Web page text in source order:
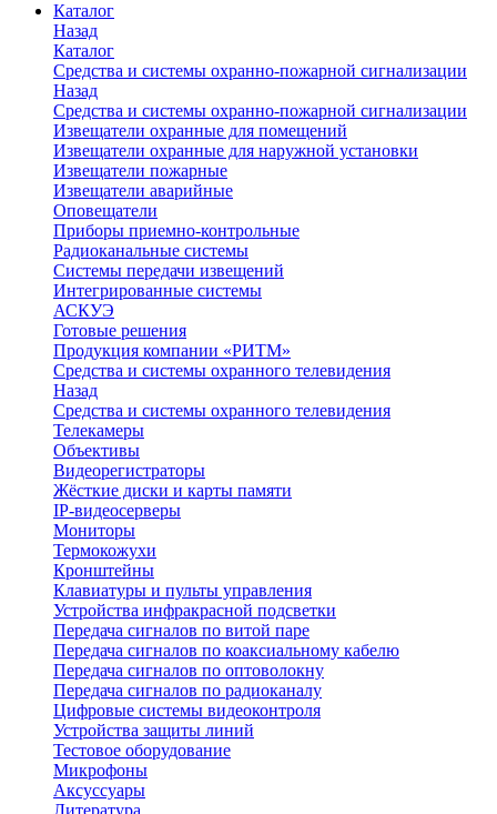
Каталог
Назад
Каталог
Средства и системы охранно-пожарной сигнализации
Назад
Средства и системы охранно-пожарной сигнализации
Извещатели охранные для помещений
Извещатели охранные для наружной установки
Извещатели пожарные
Извещатели аварийные
Оповещатели
Приборы приемно-контрольные
Радиоканальные системы
Системы передачи извещений
Интегрированные системы
АСКУЭ
Готовые решения
Продукция компании «РИТМ»
Средства и системы охранного телевидения
Назад
Средства и системы охранного телевидения
Телекамеры
Объективы
Видеорегистраторы
Жёсткие диски и карты памяти
IP-видеосерверы
Мониторы
Термокожухи
Кронштейны
Клавиатуры и пульты управления
Устройства инфракрасной подсветки
Передача сигналов по витой паре
Передача сигналов по коаксиальному кабелю
Передача сигналов по оптоволокну
Передача сигналов по радиоканалу
Цифровые системы видеоконтроля
Устройства защиты линий
Тестовое оборудование
Микрофоны
Аксуссуары
Литература